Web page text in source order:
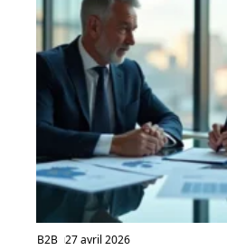
B2B 27 avril 2026